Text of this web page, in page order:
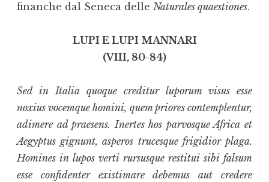
finanche dal Seneca delle Naturales quaestiones.
LUPI E LUPI MANNARI
(VIII, 80-84)
Sed in Italia quoque creditur luporum visus esse
noxius vocemque homini, quem priores contemplentur,
adimere ad praesens. Inertes hos parvosque Africa et
Aegyptus gignunt, asperos trucesque frigidior plaga.
Homines in lupos verti rursusque restitui sibi falsum
esse confidenter existimare debemus aut credere